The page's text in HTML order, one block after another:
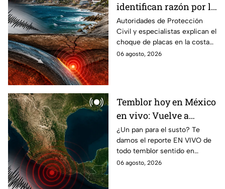
identifican razón por la
que tiembla tanto en
Guerrero
Autoridades de Protección
Civil y especialistas explican el
choque de placas en la costa
de Guerrero; ¿cuál es el sismo
06 agosto, 2026
Temblor hoy en México
en vivo: Vuelve a
temblar en Baja
California durante la
madrugada
¿Un pan para el susto? Te
damos el reporte EN VIVO de
todo temblor sentido en
México con epicentro,
06 agosto, 2026